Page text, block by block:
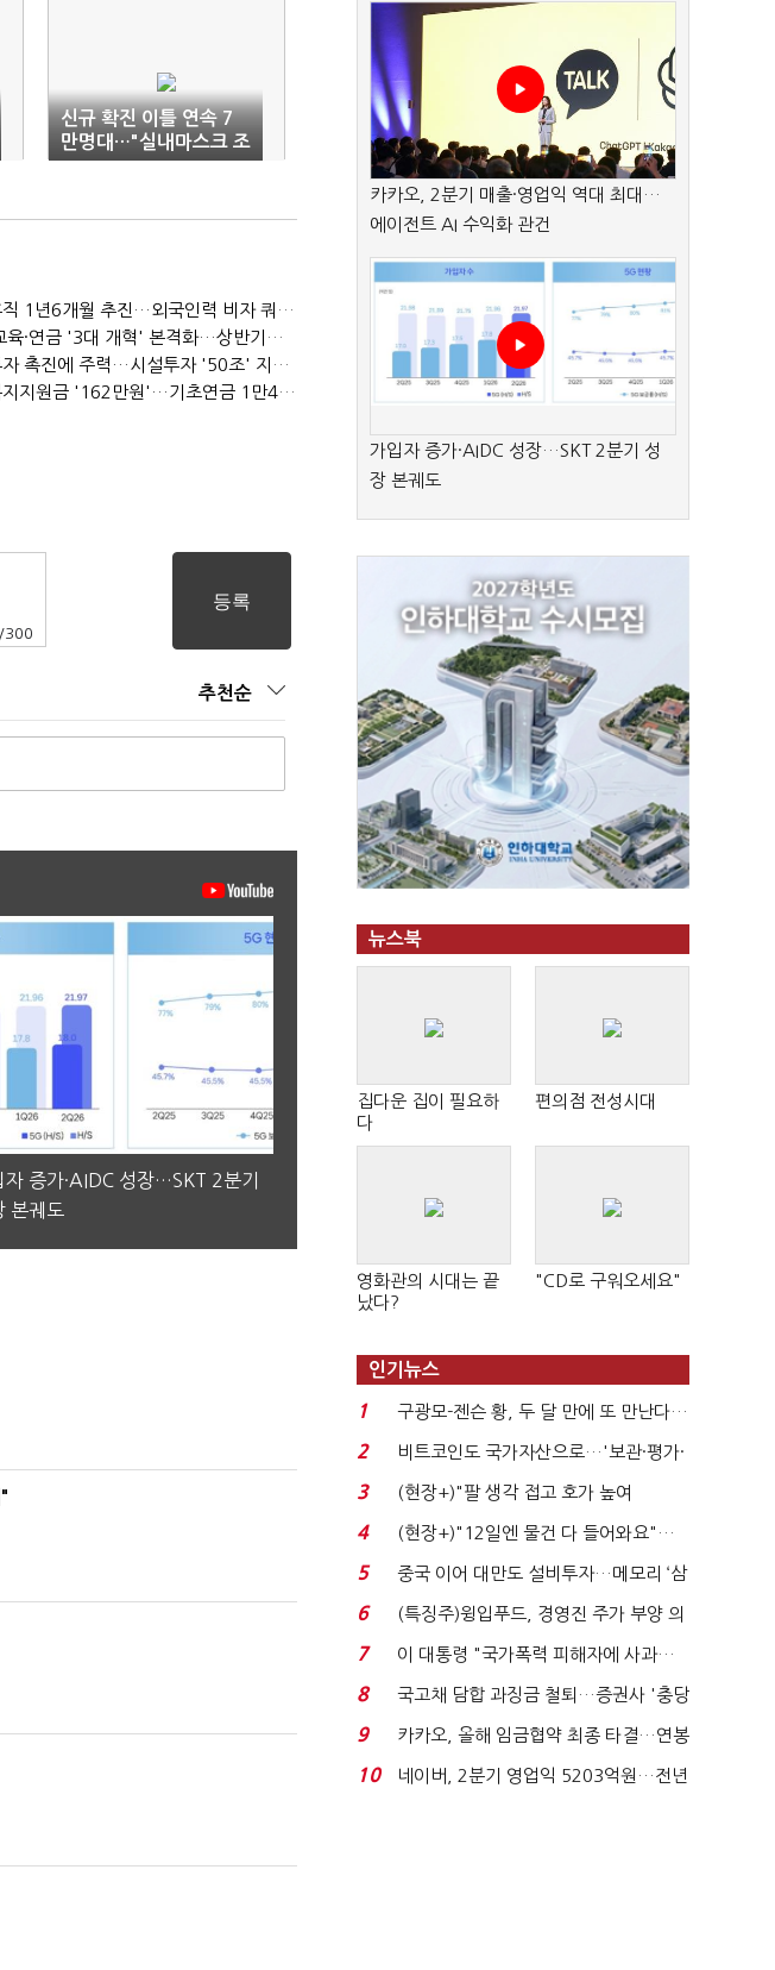
신규 확진 이틀 연속 7
만명대…"실내마스크 조
정안 이달 말까지 마련"
(2023년 경제방향)육아휴직 1년6개월 추진…외국인력 비자 쿼터 11만명 확대
(2023년 경제방향)노동·교육·연금 '3대 개혁' 본격화…상반기엔 근로시간 개편
(2023년 경제방향)기업투자 촉진에 주력…시설투자 '50조' 지원·공제율 10%↑
(2023년 경제방향)긴급복지지원금 '162만원'…기초연금 1만4000원·장애수당 2만원↑
/300
추천순
자 증가·AIDC 성장…SKT 2분기
본궤도
카카오, 2분기 매출·영업익 역대 최대…
에이전트 AI 수익화 관건
가입자 증가·AIDC 성장…SKT 2분기 성
장 본궤도
뉴스북
집다운 집이 필요하
다
편의점 전성시대
영화관의 시대는 끝
났다?
"CD로 구워오세요"
인기뉴스
1
구광모-젠슨 황, 두 달 만에 또 만난다…
로봇·AI 등 논...
2
비트코인도 국가자산으로…'보관·평가·
처분' 기준은 ...
3
(현장+)"팔 생각 접고 호가 높여
요"…'덜 똘똘한 한 채' 20...
4
(현장+)"12일엔 물건 다 들어와요"…
빈 매대 채우며 문 연 ...
5
중국 이어 대만도 설비투자…메모리 ‘삼
국전쟁’
6
(특징주)윙입푸드, 경영진 주가 부양 의
지에 상한가...
7
이 대통령 "국가폭력 피해자에 사과…
적극적 조사로 진...
8
국고채 담합 과징금 철퇴…증권사 '충당
금 폭탄' 우려...
9
카카오, 올해 임금협약 최종 타결…연봉
6.3% 인상·격려...
10
네이버, 2분기 영업익 5203억원…전년